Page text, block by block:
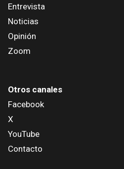
Entrevista
Noticias
Opinión
Zoom
Otros canales
Facebook
X
YouTube
Contacto